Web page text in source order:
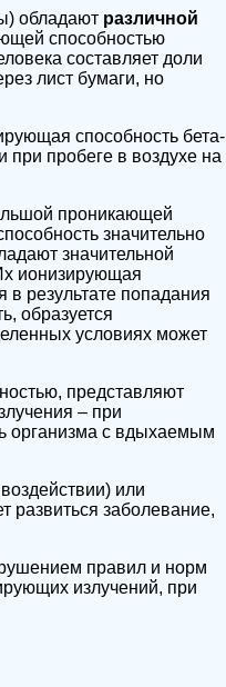
обладают различной
способностью
составляет доли
лист бумаги, но
способность бета-
при пробеге в воздухе на
проникающей
значительно
значительной
ионизирующая
в результате попадания
образуется
условиях может
представляют
– при
организма с вдыхаемым
или
развиться заболевание,
правил и норм
излучений, при